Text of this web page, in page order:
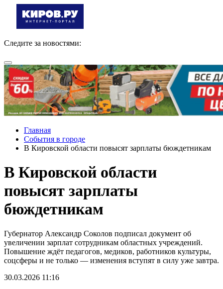
Следите за новостями:
Главная
События в городе
В Кировской области повысят зарплаты бюждетникам
В Кировской области
повысят зарплаты
бюждетникам
Губернатор Александр Соколов подписал документ об
увеличении зарплат сотрудникам областных учреждений.
Повышение ждёт педагогов, медиков, работников культуры,
соцсферы и не только — изменения вступят в силу уже завтра.
30.03.2026 11:16